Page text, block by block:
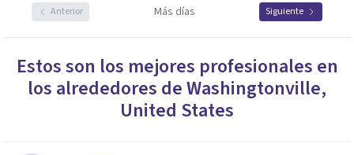
Anterior Más días Siguiente
Estos son los mejores profesionales en
los alrededores deWashingtonville,
United States